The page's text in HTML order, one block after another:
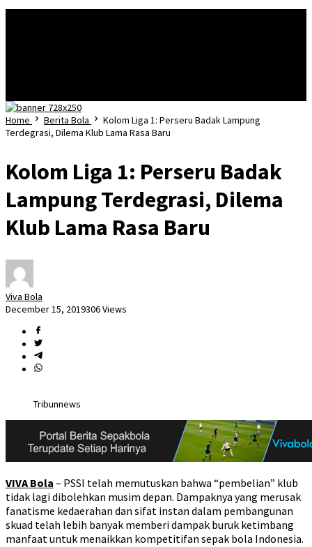
Home
Berita Bola
Kolom Liga 1: Perseru Badak Lampung
Terdegrasi, Dilema Klub Lama Rasa Baru
Kolom Liga 1: Perseru Badak
Lampung Terdegrasi, Dilema
Klub Lama Rasa Baru
Viva Bola
December 15, 2019306 Views
Tribunnews
VIVA Bola – PSSI telah memutuskan bahwa “pembelian” klub
tidak lagi dibolehkan musim depan. Dampaknya yang merusak
fanatisme kedaerahan dan sifat instan dalam pembangunan
skuad telah lebih banyak memberi dampak buruk ketimbang
manfaat untuk menaikkan kompetitifan sepak bola Indonesia.